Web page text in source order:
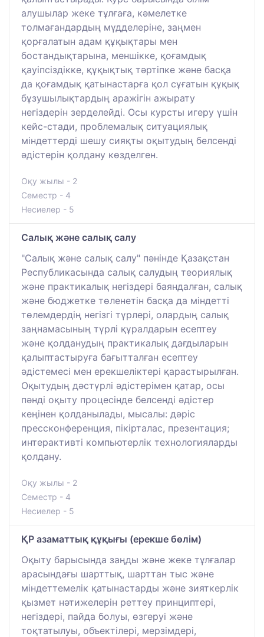
алушылар жеке тұлғаға, кәмелетке
толмағандардың мүдделеріне, заңмен
қорғалатын адам құқықтары мен
бостандықтарына, меншікке, қоғамдық
қауіпсіздікке, құқықтық тәртіпке және басқа
да қоғамдық қатынастарға қол сұғатын құқық
бұзушылықтардың аражігін ажырату
негіздерін зерделейді. Осы курсты игеру үшін
кейс-стади, проблемалық ситуациялық
міндеттерді шешу сияқты оқытудың белсенді
әдістерін қолдану көзделген.
Оқу жылы - 2
Семестр - 4
Несиелер - 5
Салық және салық салу
"Салық және салық салу" пәнінде Қазақстан
Республикасында салық салудың теориялық
және практикалық негіздері баяндалған, салық
және бюджетке төленетін басқа да міндетті
төлемдердің негізгі түрлері, олардың салық
заңнамасының түрлі құралдарын есептеу
және қолданудың практикалық дағдыларын
қалыптастыруға бағытталған есептеу
әдістемесі мен ерекшеліктері қарастырылған.
Оқытудың дәстүрлі әдістерімен қатар, осы
пәнді оқыту процесінде белсенді әдістер
кеңінен қолданылады, мысалы: дәріс
прессконференция, пікірталас, презентация;
интерактивті компьютерлік технологияларды
қолдану.
Оқу жылы - 2
Семестр - 4
Несиелер - 5
ҚР азаматтық құқығы (ерекше бөлім)
Оқыту барысында заңды және жеке тұлғалар
арасындағы шарттық, шарттан тыс және
міндеттемелік қатынастарды және зияткерлік
қызмет нәтижелерін реттеу принциптері,
негіздері, пайда болуы, өзгеруі және
тоқтатылуы, объектілері, мерзімдері,